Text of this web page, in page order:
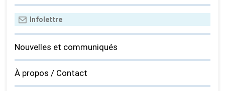
Nouvelles et communiqués
À propos / Contact